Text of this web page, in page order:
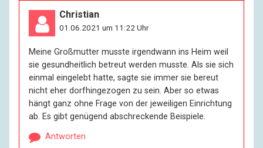
befriedigt, wachsen zehn Neue nach. Das endet nie,
aber die Träume, sie bleiben. Das Internet schafft ein
Überangebot an Sex. Da kann man haben, was man
will. Die Menschen müssen sich wieder eine neue Art
suchen, um unglücklich zu werden. Und sie werden sie
finden.
R: Wo gehen Sie hin, wenn Sie ausgehen?
Je jünger die Gäste, desto schicker die Bars. Je älter
Christian
01.06.2021 um 11:22 Uhr
Meine Großmutter musste irgendwann ins Heim weil
sie gesundheitlich betreut werden musste. Als sie sich
einmal eingelebt hatte, sagte sie immer sie bereut
nicht eher dorfhingezogen zu sein. Aber so etwas
hängt ganz ohne Frage von der jeweiligen Einrichtung
ab. Es gibt genügend abschreckende Beispiele.
Antworten